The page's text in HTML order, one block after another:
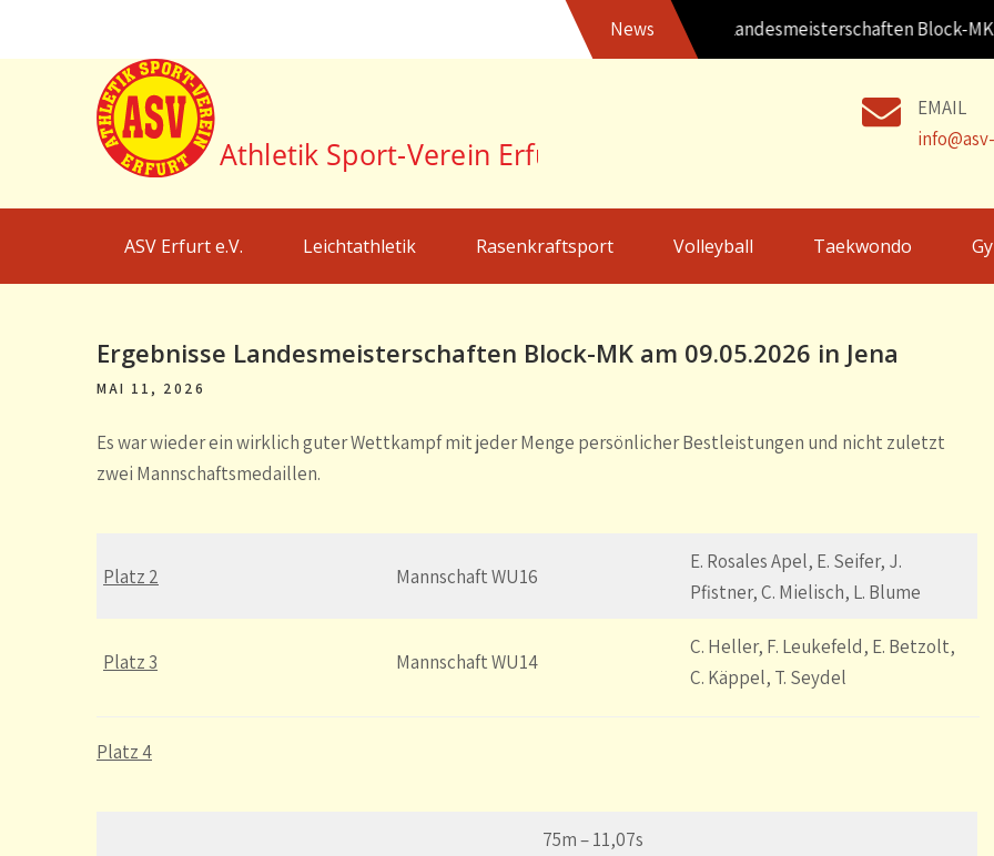
News
Ergebnisse Landesmeisterschaften Block-MK
ASV Erfurt e.V.
EMAIL
ASV Erfurt e.V. Leichtathletik Rasenkraftsport Volleyball Taekwondo
Ergebnisse Landesmeisterschaften Block-MK am 09.05.2026 in Jena
MAI 11, 2026
Es war wieder ein wirklich guter Wettkampf mit jeder Menge persönlicher Bestleistungen und nicht zuletzt
zwei Mannschaftsmedaillen.
Platz 2 Mannschaft WU16
E. Rosales Apel, E. Seifer, J.
Pfistner, C. Mielisch, L. Blume
Platz 3 Mannschaft WU14
C. Heller, F. Leukefeld, E. Betzolt,
C. Käppel, T. Seydel
Platz 4
75m – 11,07s